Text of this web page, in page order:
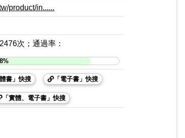
product/in......
次；通過率：
書」快搜 「電子書」快搜
「實體、電子書」快搜